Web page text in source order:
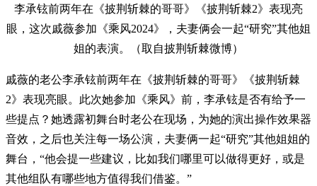
李承铉前两年在《披荆斩棘的哥哥》《披荆斩棘2》表现亮
眼，这次戚薇参加《乘风2024》，夫妻俩会一起“研究”其他姐
姐的表演。（取自披荆斩棘微博）
戚薇的老公李承铉前两年在《披荆斩棘的哥哥》《披荆斩棘
2》表现亮眼。此次她参加《乘风》前，李承铉是否有给予一
些提点？她透露初舞台时老公在现场，为她的演出操作效果器
音效，之后也关注每一场公演，夫妻俩一起“研究”其他姐姐的
舞台，“他会提一些建议，比如我们哪里可以做得更好，或是
其他组队有哪些地方值得我们借鉴。”